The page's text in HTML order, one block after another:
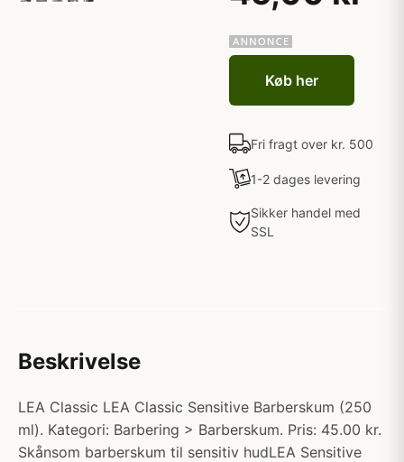
Køb her
Fri fragt over kr. 500
1-2 dages levering
Sikker handel med
SSL
Beskrivelse
LEA Classic LEA Classic Sensitive Barberskum (250
ml). Kategori: Barbering > Barberskum. Pris: 45.00 kr.
Skånsom barberskum til sensitiv hudLEA Sensitive